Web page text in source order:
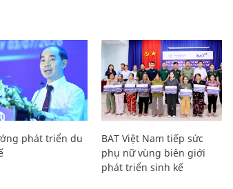
phát triển du
BAT Việt Nam tiếp sức
phụ nữ vùng biên giới
phát triển sinh kế